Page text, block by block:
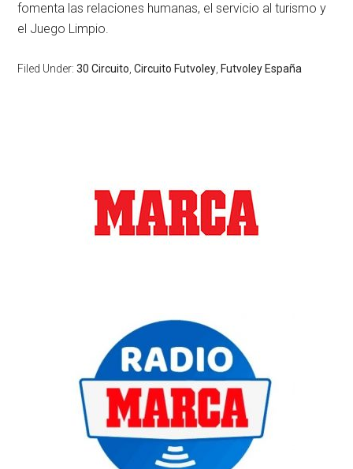
fomenta las relaciones humanas, el servicio al turismo y
el Juego Limpio.
Filed Under:30 Circuito ,Circuito Futvoley Futvoley España